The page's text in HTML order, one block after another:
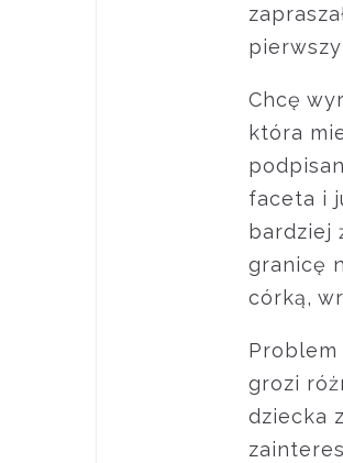
Chcę
która
faceta i
bardziej
granicę
córką,
grozi
dziecka